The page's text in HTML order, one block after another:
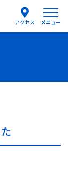
アクセス メニュー